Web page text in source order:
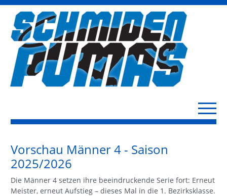
Vorschau Männer 4 - Saison
2025/2026
Die Männer 4 setzen ihre beeindruckende Serie fort: Erneut
Meister, erneut Aufstieg – dieses Mal in die 1. Bezirksklasse.